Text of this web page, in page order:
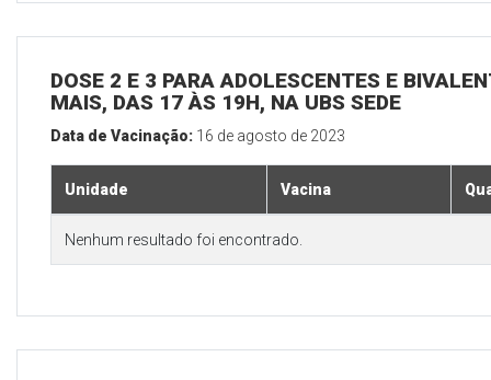
DOSE 2 E 3 PARA ADOLESCENTES E
MAIS, DAS 17 ÀS 19H, NA UBS SEDE
Data de Vacinação: 16 de agosto de 2023
Unidade Vacina
Nenhum resultado foi encontrado.